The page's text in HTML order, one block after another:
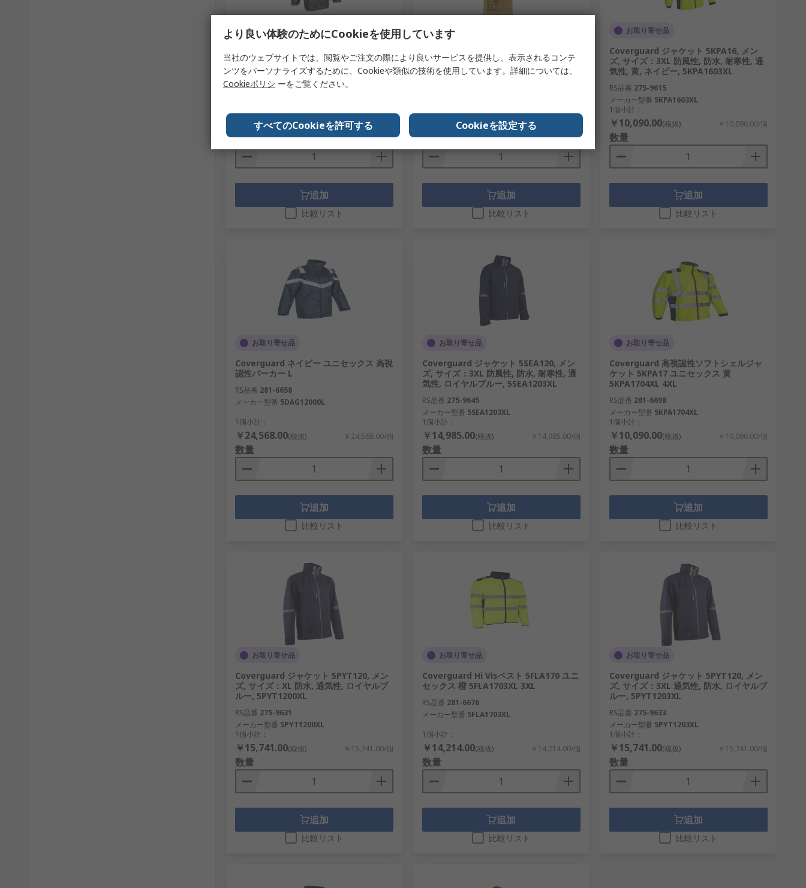
お取り寄せ品
Coverguard パーカージャケット
5PDA01, メンズ, サイズ：XL 耐寒性, 防
水, 黒, 5PDA0100XL
RS品番275-9625
￥8,391.00(税抜) ￥8,391.00/個
数量
追加
比較リスト
在庫あり
Coverguard 溶接用手袋 150mm, 革, 金,
1WEL330010
RS品番149-857
￥15,603.00(税抜) ￥15,603.00/袋
数量
追加
比較リスト
お取り寄せ品
Coverguard ジャケット 5KPA16, メン
ズ, サイズ：3XL 防風性, 防水, 耐寒性, 通
気性, 黄, ネイビー, 5KPA1603XL
RS品番 275-9615
メーカー型番 5KPA1603XL
1個小計：
￥10,090.00(税抜) ￥10,090.00/個
数量
追加
比較リスト
お取り寄せ品
Coverguard ネイビー ユニセックス 高視
認性パーカー L
RS品番 281-6658
メーカー型番 5DAG12000L
1個小計：
￥24,568.00(税抜) ￥24,568.00/個
数量
追加
比較リスト
お取り寄せ品
Coverguard ジャケット 5SEA120, メン
ズ, サイズ：3XL 防風性, 防水, 耐寒性, 通
気性, ロイヤルブルー, 5SEA1203XL
RS品番 275-9645
メーカー型番 5SEA1203XL
1個小計：
￥14,985.00(税抜) ￥14,985.00/個
数量
追加
比較リスト
お取り寄せ品
Coverguard 高視認性ソフトシェルジャ
ケット 5KPA17 ユニセックス 黄
5KPA1704XL 4XL
RS品番 281-6698
メーカー型番 5KPA1704XL
1個小計：
￥10,090.00(税抜) ￥10,090.00/個
数量
追加
比較リスト
お取り寄せ品
Coverguard ジャケット 5PYT120, メン
ズ, サイズ：XL 防水, 通気性, ロイヤルブ
ルー, 5PYT1200XL
RS品番 275-9631
メーカー型番 5PYT1200XL
1個小計：
￥15,741.00(税抜) ￥15,741.00/個
数量
追加
比較リスト
お取り寄せ品
Coverguard Hi Visベスト 5FLA170 ユニ
セックス 橙 5FLA1703XL 3XL
RS品番 281-6676
メーカー型番 5FLA1703XL
1個小計：
￥14,214.00(税抜) ￥14,214.00/個
数量
追加
比較リスト
お取り寄せ品
Coverguard ジャケット 5PYT120, メン
ズ, サイズ：3XL 通気性, 防水, ロイヤルブ
ルー, 5PYT1203XL
RS品番 275-9633
メーカー型番 5PYT1203XL
1個小計：
￥15,741.00(税抜) ￥15,741.00/個
数量
追加
比較リスト
より良い体験のためにCookieを使用しています
当社のウェブサイトでは、閲覧やご注文の際により良いサービスを提供し、表示されるコンテ
ンツをパーソナライズするために、Cookieや類似の技術を使用しています。詳細については、
Cookieポリシ ーをご覧ください。
すべてのCookieを許可する Cookieを設定する